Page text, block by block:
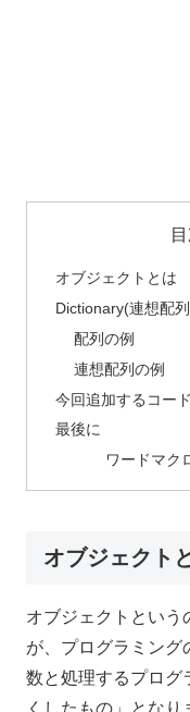
オブジェクトとは
Dictionary(連想配
配列の例
連想配列の例
今回追加するコード
最後に
ワードマク
オブジェクト
オブジェクトという
が、プログラミング
数と処理するプログ
くしたもの」となり